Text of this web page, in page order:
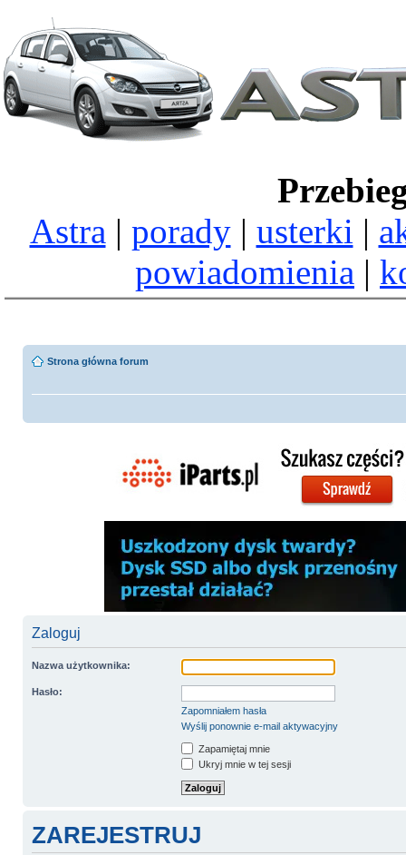
Astra | porady| usterki |
powiadomienia |
Strona główna forum
Zaloguj
Nazwa użytkownika:
Hasło:
Zapomniałem hasła
Wyślij ponownie e-mail aktywacyjny
Zapamiętaj mnie
Ukryj mnie w tej sesji
ZAREJESTRUJ